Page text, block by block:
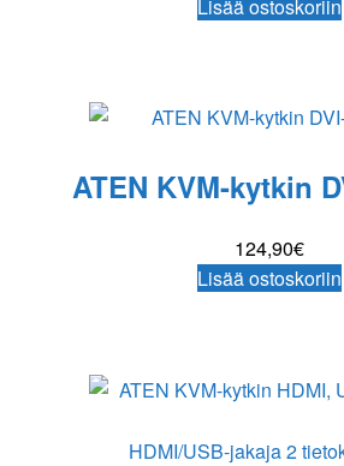
Lisää ostoskoriin
ATEN KVM-kytkin
124,90€
Lisää ostoskoriin
HDMI/USB-jakaja 2